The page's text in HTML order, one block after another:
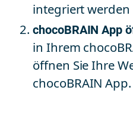
integriert werden
chocoBRAIN App
in Ihrem
öffnen Sie Ihre
chocoBRAIN App.